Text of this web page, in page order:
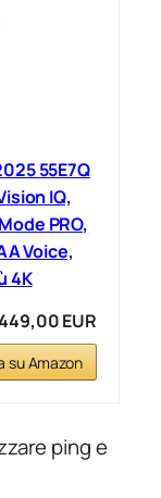
55E7Q
IQ,
PRO,
Voice,
4K
EUR
su Amazon
ping e